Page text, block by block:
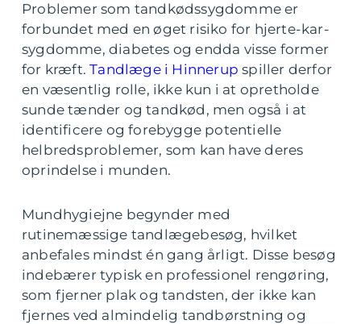
Problemer som tandkødssygdomme er
forbundet med en øget risiko for hjerte-kar-
sygdomme, diabetes og endda visse former
for kræft.Tandlæge i Hinnerup spiller derfor
en væsentlig rolle, ikke kun i at opretholde
sunde tænder og tandkød, men også i at
identificere og forebygge potentielle
helbredsproblemer, som kan have deres
oprindelse i munden.
Mundhygiejne begynder med
rutinemæssige tandlægebesøg, hvilket
anbefales mindst én gang årligt. Disse besøg
indebærer typisk en professionel rengøring,
som fjerner plak og tandsten, der ikke kan
fjernes ved almindelig tandbørstning og